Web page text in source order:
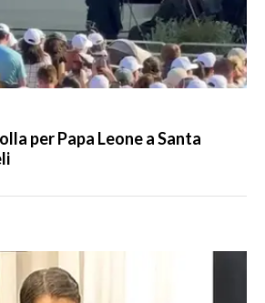
per Papa Leone a Santa